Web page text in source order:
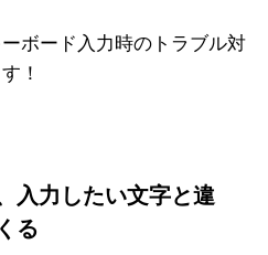
ボード入力時のトラブル対
！
入力したい文字と違
る